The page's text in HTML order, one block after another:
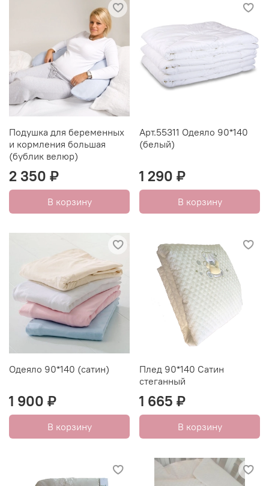
Подушка для беременных
и кормления большая
(бублик велюр)
2 350 ₽
В корзину
Арт.55311 Одеяло 90*140
(белый)
1 290 ₽
В корзину
Одеяло 90*140 (сатин)
1 900 ₽
В корзину
Плед 90*140 Сатин
стеганный
1 665 ₽
В корзину